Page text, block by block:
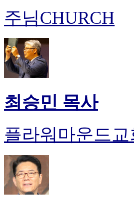
주님CHURCH
최승민 목사
플라워마운드교